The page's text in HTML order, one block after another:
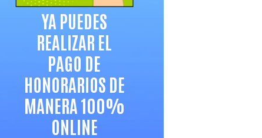
YA PUEDES
REALIZAR EL
PAGO DE
HONORARIOS DE
MANERA 100%
ONLINE